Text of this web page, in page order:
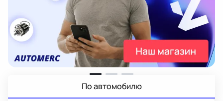
По автомобилю